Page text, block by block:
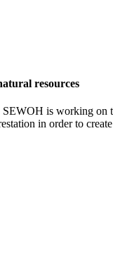
resources
SEWOH is working on
in order to